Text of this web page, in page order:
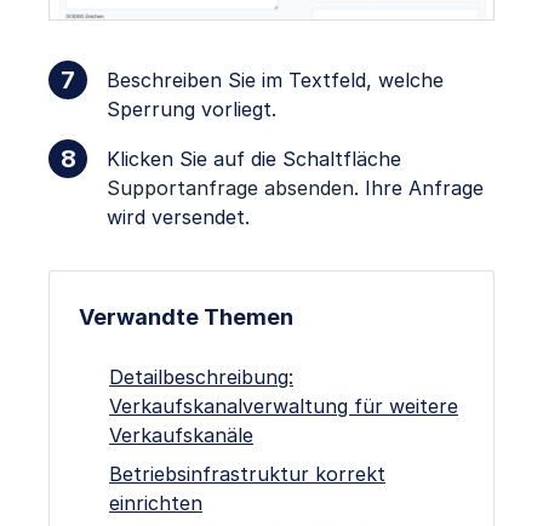
Beschreiben Sie im Textfeld, welche
Sperrung vorliegt.
Klicken Sie auf die Schaltfläche
Supportanfrage absenden. Ihre Anfrage
wird versendet.
Verwandte Themen
Detailbeschreibung:
Verkaufskanalverwaltung für weitere
Verkaufskanäle
Betriebsinfrastruktur korrekt
einrichten